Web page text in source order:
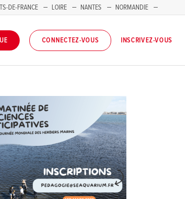
DE-FRANCE LOIRE NANTES
NORMANDIE
CONNECTEZ-VOUS INSCRIVEZ-VOUS